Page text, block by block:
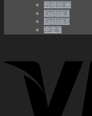
한국어 ￦
English $
English €
中文 $